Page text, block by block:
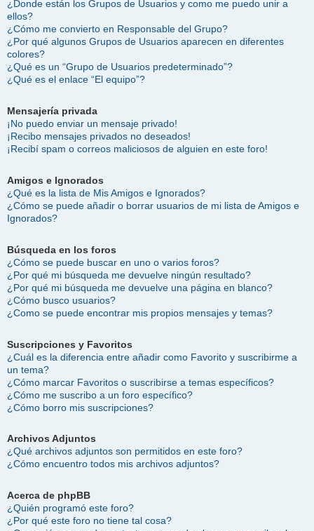
¿Donde están los Grupos de Usuarios y como me puedo unir a
ellos?
¿Cómo me convierto en Responsable del Grupo?
¿Por qué algunos Grupos de Usuarios aparecen en diferentes
colores?
¿Qué es un “Grupo de Usuarios predeterminado”?
¿Qué es el enlace “El equipo”?
Mensajería privada
¡No puedo enviar un mensaje privado!
¡Recibo mensajes privados no deseados!
¡Recibí spam o correos maliciosos de alguien en este foro!
Amigos e Ignorados
¿Qué es la lista de Mis Amigos e Ignorados?
¿Cómo se puede añadir o borrar usuarios de mi lista de Amigos e
Ignorados?
Búsqueda en los foros
¿Cómo se puede buscar en uno o varios foros?
¿Por qué mi búsqueda me devuelve ningún resultado?
¿Por qué mi búsqueda me devuelve una página en blanco?
¿Cómo busco usuarios?
¿Como se puede encontrar mis propios mensajes y temas?
Suscripciones y Favoritos
¿Cuál es la diferencia entre añadir como Favorito y suscribirme a
un tema?
¿Cómo marcar Favoritos o suscribirse a temas específicos?
¿Cómo me suscribo a un foro específico?
¿Cómo borro mis suscripciones?
Archivos Adjuntos
¿Qué archivos adjuntos son permitidos en este foro?
¿Cómo encuentro todos mis archivos adjuntos?
Acerca de phpBB
¿Quién programó este foro?
¿Por qué este foro no tiene tal cosa?